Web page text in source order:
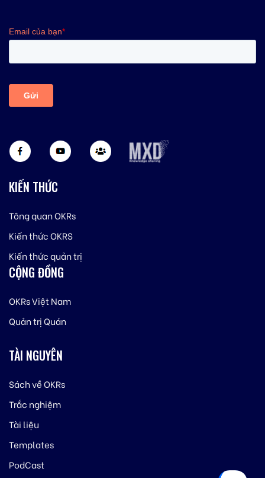
KIẾN THỨC
Tông quan OKRs
Kiến thức OKRS
Kiến thức quản trị
CỘNG ĐỒNG
OKRs Việt Nam
Quản trị Quán
TÀI NGUYÊN
Sách về OKRs
Trắc nghiệm
Tài liệu
Templates
PodCast